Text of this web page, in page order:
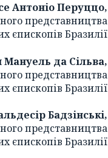
Антоніо Перуццо,
представництва
єпископів Бразилії
Мануель да Сільва,
представництва
єпископів Бразилії
Бадзінські,
представництва
єпископів Бразилії